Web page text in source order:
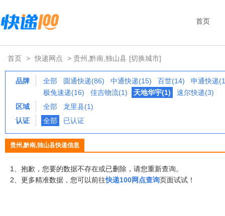
首页
首页 > 快递网点 > 贵州,黔南,独山县 [切换城市]
品牌 全部 圆通快递(86) 中通快递(15) 百世(14)
申通快递
极兔速递(16)
佳吉物流(1) 天地华宇(1)
速尔快递(3)
区域
全部
龙里县(1)
认证
全部 已认证
贵州,黔南,独山县快递信息
1、抱歉，您要的数据不存在或已删除，请您重新查询。
2、更多精准数据，您可以前往快递100网点查询页面试试！